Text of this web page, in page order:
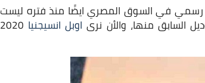
بشكل رسمي في السوق المصري ايضًا منذ فتره ليست
السابق منها، والأن نرى اوبل انسيجنيا 2020